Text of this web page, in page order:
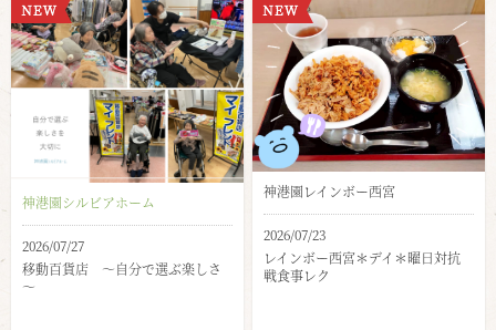
神港園シルビアホーム
2026/07/27
移動百貨店 ～自分で選ぶ楽しさ
～
神港園レインボー西宮
2026/07/23
レインボー西宮＊デイ＊曜日対抗
戦食事レク